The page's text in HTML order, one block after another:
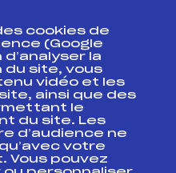
fédéral
Suivi
cookies de
(Google
la
site, vous
vidéo et les
ainsi que des
le
du site. Les
d’audience ne
votre
Vous pouvez